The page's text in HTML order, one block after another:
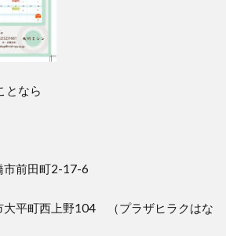
となら
市前田町2-17-6
大平町西上野104 （プラザヒラクはな